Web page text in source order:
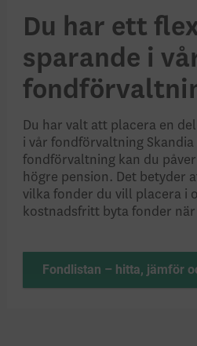
Du har ett
sparande i
Du har valt att placera en
i vår fondförvaltning Skandia
fondförvaltning kan du
högre pension. Det betyder
vilka fonder du vill placera i
kostnadsfritt byta fonder
Fondlistan – hitta, jämför